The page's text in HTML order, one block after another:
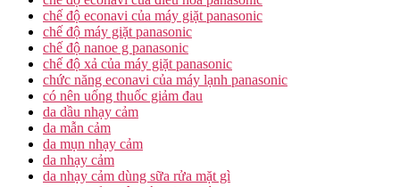
chế độ econavi của máy giặt panasonic
chế độ máy giặt panasonic
chế độ nanoe g panasonic
chế độ xả của máy giặt panasonic
chức năng econavi của máy lạnh panasonic
có nên uống thuốc giảm đau
da dầu nhạy cảm
da mẫn cảm
da mụn nhạy cảm
da nhạy cảm
da nhạy cảm dùng sữa rửa mặt gì